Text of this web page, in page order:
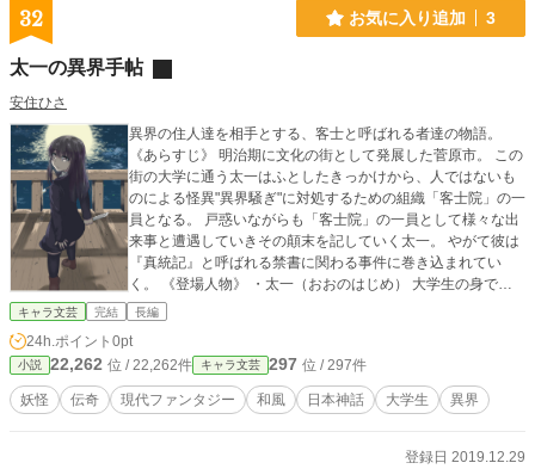
かに満足し、なぜか豆を挽く動作まで真似し始める。巨大な
そしてコハクは、不器用だけど温かい“もふもふ店員”。 さら
字幕（BeastCaption）で流れた瞬間、コメント欄は壊れ、視
聴者は増え、ついに協会の監査官が最下層へ査察に降りてく
る――。 ルールの下で守られた居場所は、少しずつ「店」
になっていく。だが、公式マークの取材DM、トップ配信者の
来店の兆し、そして“追放した側”を知る者の足音が、静かな最
下層カフェに波紋を広げていく。 戦わない。罵らない。けれ
ど、居場所の差で全部ひっくり返す――最下層カフェ配信、
開店。
32 お気に入り追加 3
太一の異界手帖
安住ひさ
異界の住人達を相手とする、客士と呼ばれる者達の物語。
《あらすじ》 明治期に文化の街として発展した菅原市。 この
街の大学に通う太一はふとしたきっかけから、人ではないも
のによる怪異"異界騒ぎ"に対処するための組織「客士院」の一
員となる。 戸惑いながらも「客士院」の一員として様々な出
来事と遭遇していきその顛末を記していく太一。 やがて彼は
『真統記』と呼ばれる禁書に関わる事件に巻き込まれてい
く。 《登場人物》 ・太一（おおのはじめ） 大学生の身であ
りながら物書きにも勤しんでいる兼業（？）作家で、少し呪
材料集めの時間に費やしているが、社交的でないというわけ
ではなく、 人並みの愛嬌も持ちあわせている。 今は没落して
見る影もないが、彼の家はかつて歴史ある名家であったとい
う。 ・天野幸彦（あまのゆきひこ） 菅原市の大学で非常勤講
や振る舞いを見せる。 非常勤講師というのは表の顔で、裏で
キャラ文芸 完結 長編
24h.ポイント 0pt
小説 22,262 位 / 22,262件 キャラ文芸 297 位 / 297件
妖怪 伝奇 現代ファンタジー 和風 日本神話 大学生 異界
登録日 2019.12.29